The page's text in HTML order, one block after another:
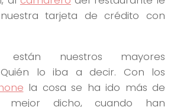
tarjeta de crédito con
nuestros mayores
Quién lo iba a decir. Con los
la cosa se ha ido más de
mejor dicho, cuando han